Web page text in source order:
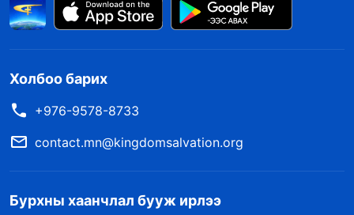
Холбоо барих
+976-9578-8733
contact.mn@kingdomsalvation.org
Бурхны хаанчлал бууж ирлээ